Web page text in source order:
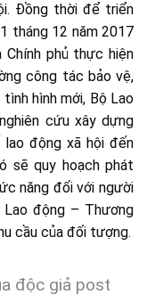
Đồng thời để triển
tháng 12 năm 2017
Chính phủ thực hiện
công tác bảo vệ,
hình mới, Bộ Lao
cứu xây dựng
động xã hội đến
sẽ quy hoạch phát
năng đối với người
động – Thương
cầu của đối tượng.
độc giả post